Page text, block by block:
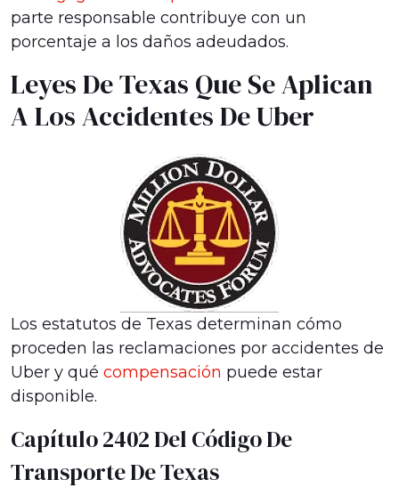
parte responsable contribuye con un
porcentaje a los daños adeudados.
Leyes De Texas Que Se Aplican
A Los Accidentes De Uber
Los estatutos de Texas determinan cómo
proceden las reclamaciones por accidentes de
Uber y qué compensación puede estar
disponible.
Capítulo 2402 Del Código De
Transporte De Texas